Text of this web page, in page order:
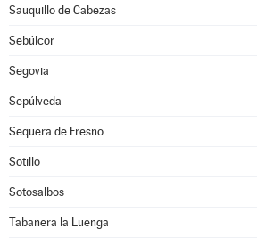
Sauquillo de Cabezas
Sebúlcor
Segovia
Sepúlveda
Sequera de Fresno
Sotillo
Sotosalbos
Tabanera la Luenga